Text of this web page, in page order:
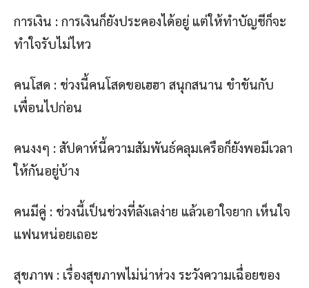
การเงิน : การเงินก็ยังประคองได้อยู่ แต่ให้ทำบัญชีก็จะ
ทำใจรับไม่ไหว
คนโสด : ช่วงนี้คนโสดขอเฮฮา สนุกสนาน ขำขันกับ
เพื่อนไปก่อน
คนงงๆ : สัปดาห์นี้ความสัมพันธ์คลุมเครือก็ยังพอมีเวลา
ให้กันอยู่บ้าง
คนมีคู่ : ช่วงนี้เป็นช่วงที่ลังเลง่าย แล้วเอาใจยาก เห็นใจ
แฟนหน่อยเถอะ
สุขภาพ : เรื่องสุขภาพไม่น่าห่วง ระวังความเฉื่อยของ